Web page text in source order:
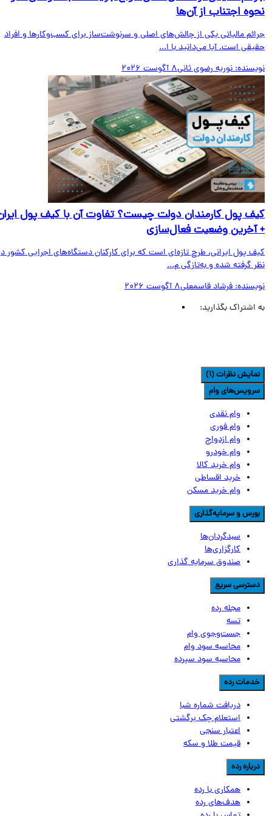
اجتناب از آن‌ها
مالیاتی یکی از چالش‌های اصلی و سرنوشت‌ساز برای کسب‌وکارها و افراد
است. آیا می‌دانید با ا...
نوریه رضوی ثانی8 آگوست 2026
پول کارمندان دولت چیست؟ تفاوت آن با کیف پول ایران
وضعیت فعال‌سازی
پول ایرانی، طرح تازه‌ای است که برای کارکنان دستگاه‌های اجرایی کشور در
گرفته شده و به‌تازگی م...
فرشاد قاسمعلی8 آگوست 2026
اشتراک بگذارید:
نظرات (1)
وام
وام نقدی
وام فوری
وام ازدواج
وام خودرو
وام خرید کالا
خرید اقساطی
وام خرید مسکن
و سرمایه‌گذاری
سبدگردان‌ها
کارگزاری‌ها
صندوق سرمایه گذاری
سریع
مجله رده
تسه
جست‌وجوی وام
محاسبه سود وام
محاسبه سود سپرده
رده
دریافت شماره شبا
استعلام چک برگشتی
اعتبار سنجی
قیمت طلا و سکه
رده
همکاری با رده
هدف‌های رده